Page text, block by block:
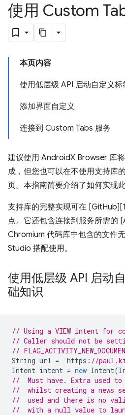
使用 Custom
本页内容
使用低层级 API 启动自定义
添加界面自定义
连接到 Custom Tabs 服务
建议使用 AndroidX Browser 库
成，但您也可以在不使用支持库
页。本指南简要介绍了如何实现此
支持库的完整实现可在
点。它还包含连接到服务所需的
Chromium 代码库中包含的文件
Studio 搭配使用。
使用低层级 API 启动
础知识
// Using a VIEW intent for
// Caller should not be setting
//
String url = ¨https : //
Intent intent = new Intent(
//  Must have. Extra used
//  whilst creating a news
//  used and there is no
//  with a null value to